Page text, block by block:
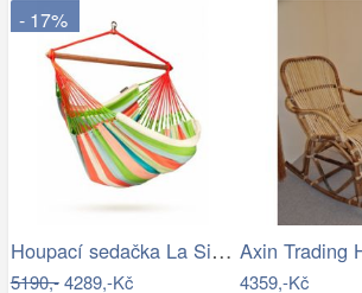
- 17%
Houpací sedačka La Siesta DOMINGO - IN
5190,-4289,-Kč 4359,-Kč